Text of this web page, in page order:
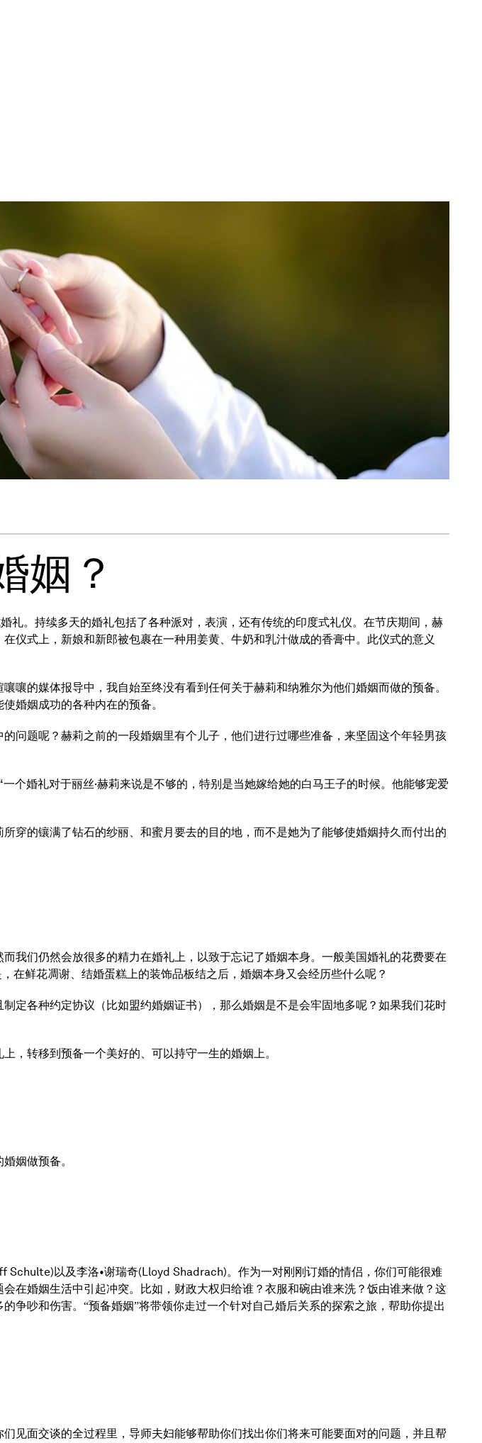
姻？
礼。持续多天的婚礼包括了各种派对，表演，还有传统的印度式礼仪。在节庆期间，赫
仪式上，新娘和新郎被包裹在一种用姜黄、牛奶和乳汁做成的香膏中。此仪式的意义
的媒体报导中，我自始至终没有看到任何关于赫莉和纳雅尔为他们婚姻而做的预备。
婚姻成功的各种内在的预备。
问题呢？赫莉之前的一段婚姻里有个儿子，他们进行过哪些准备，来坚固这个年轻男孩
个婚礼对于丽丝·赫莉来说是不够的，特别是当她嫁给她的白马王子的时候。他能够宠爱
穿的镶满了钻石的纱丽、和蜜月要去的目的地，而不是她为了能够使婚姻持久而付出的
我们仍然会放很多的精力在婚礼上，以致于忘记了婚姻本身。一般美国婚礼的花费要在
鲜花凋谢、结婚蛋糕上的装饰品板结之后，婚姻本身又会经历些什么呢？
定各种约定协议（比如盟约婚姻证书），那么婚姻是不是会牢固地多呢？如果我们花时
，转移到预备一个美好的、可以持守一生的婚姻上。
姻做预备。
以及李洛•谢瑞奇(Lloyd Shadrach)。作为一对刚刚订婚的情侣，你们可能很难
在婚姻生活中引起冲突。比如，财政大权归给谁？衣服和碗由谁来洗？饭由谁来做？这
争吵和伤害。 “预备婚姻”将带领你走过一个针对自己婚后关系的探索之旅，帮助你提出
见面交谈的全过程里，导师夫妇能够帮助你们找出你们将来可能要面对的问题，并且帮